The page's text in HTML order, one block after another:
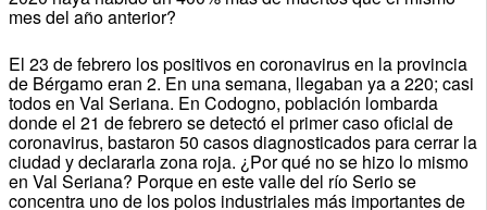
mes del año anterior?
El 23 de febrero los positivos en coronavirus en la provincia
de Bérgamo eran 2. En una semana, llegaban ya a 220; casi
todos en Val Seriana. En Codogno, población lombarda
donde el 21 de febrero se detectó el primer caso oficial de
coronavirus, bastaron 50 casos diagnosticados para cerrar la
ciudad y declararla zona roja. ¿Por qué no se hizo lo mismo
en Val Seriana? Porque en este valle del río Serio se
concentra uno de los polos industriales más importantes de